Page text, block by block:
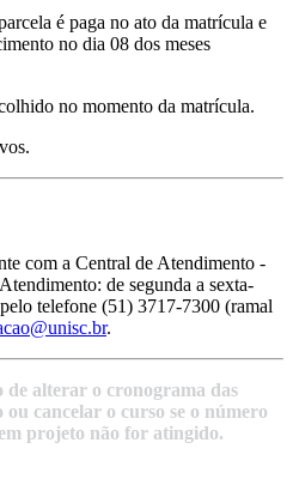
é paga no ato da matrícula e
no dia 08 dos meses
no momento da matrícula.
com a Central de Atendimento -
de segunda a sexta-
telefone (51) 3717-7300 (ramal
.
alterar o cronograma das
cancelar o curso se o número
projeto não for atingido.